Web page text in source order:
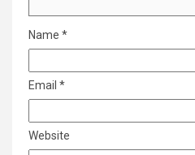
Name *
Email *
Website